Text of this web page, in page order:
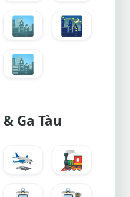
🏙️
🌃
🏙️
Ga Tàu
🛬
🚂